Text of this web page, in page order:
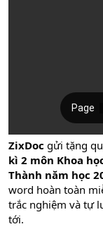
ZixDoc gửi tặng
kì 2 môn Khoa
Thành năm học
word hoàn toàn
trắc nghiệm và tự
tới.